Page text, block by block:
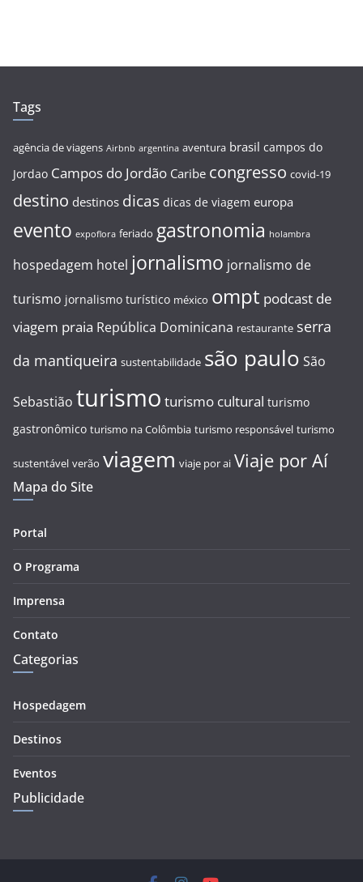
Tags
agência de viagens Airbnb argentina aventura brasil campos do
Jordao Campos do Jordão Caribe congresso covid-19
destino destinos dicas dicas de viagem europa
evento expoflora feriado gastronomia holambra
hospedagem hotel jornalismo jornalismo de
turismo jornalismo turístico méxico ompt podcast de
viagem praia República Dominicana restaurante serra
da mantiqueira sustentabilidade são paulo São
Sebastião turismo turismo cultural turismo
gastronômico turismo na Colômbia turismo responsável turismo
sustentável verão viagem viaje por ai Viaje por Aí
Mapa do Site
Portal
O Programa
Imprensa
Contato
Categorias
Hospedagem
Destinos
Eventos
Publicidade